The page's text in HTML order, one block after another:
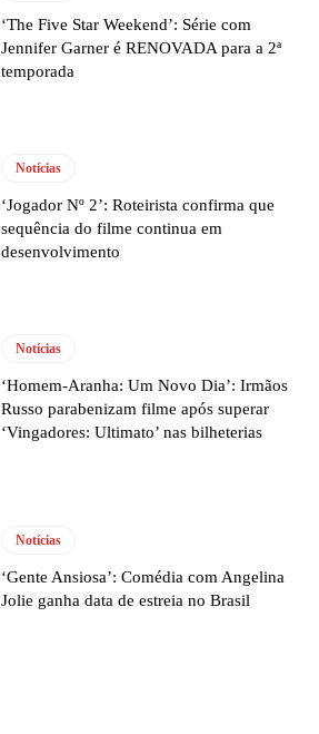
‘The Five Star Weekend’: Série com
Jennifer Garner é RENOVADA para a 2ª
temporada
Notícias
‘Jogador Nº 2’: Roteirista confirma que
sequência do filme continua em
desenvolvimento
Notícias
‘Homem-Aranha: Um Novo Dia’: Irmãos
Russo parabenizam filme após superar
‘Vingadores: Ultimato’ nas bilheterias
Notícias
‘Gente Ansiosa’: Comédia com Angelina
Jolie ganha data de estreia no Brasil